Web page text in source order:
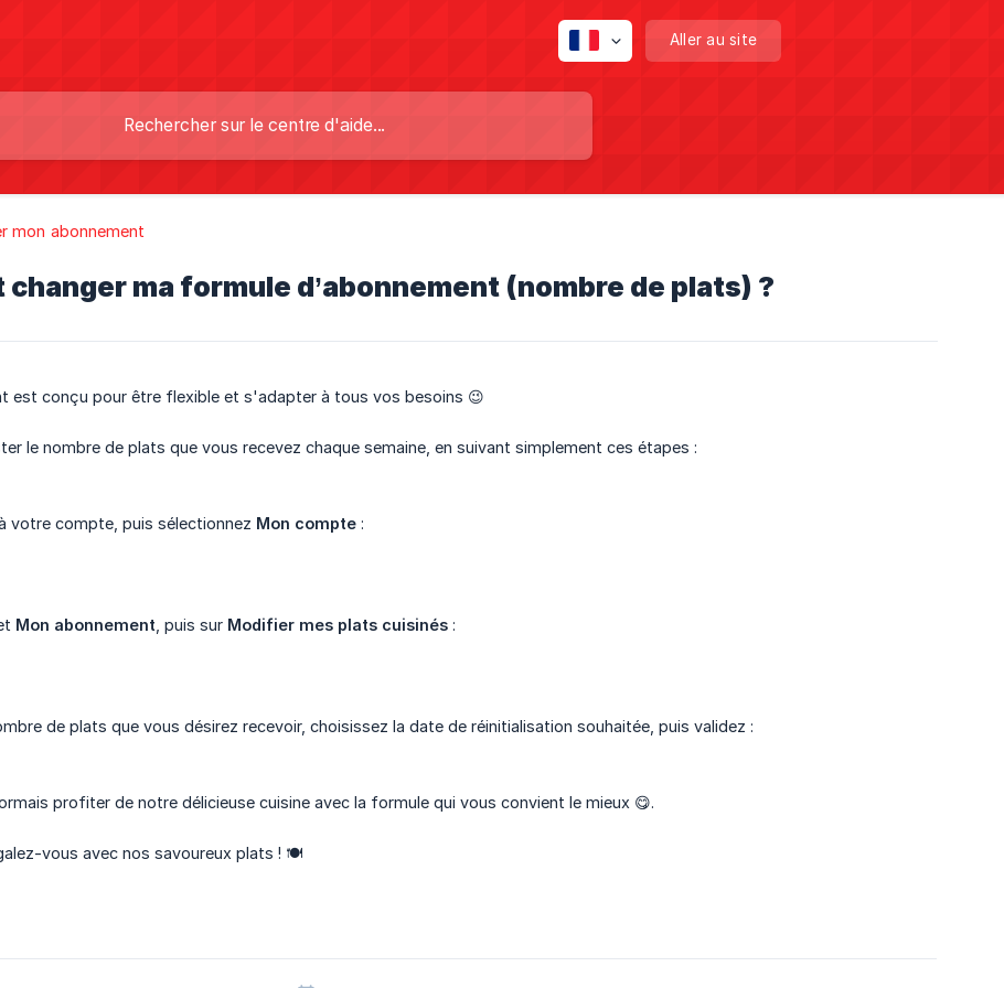
Aller au site
mon abonnement
changer ma formule d’abonnement (nombre de plats) ?
est conçu pour être flexible et s'adapter à tous vos besoins 😉
le nombre de plats que vous recevez chaque semaine, en suivant simplement ces étapes :
votre compte, puis sélectionnez Mon compte :
Mon abonnement , puis sur Modifier mes plats cuisinés :
de plats que vous désirez recevoir, choisissez la date de réinitialisation souhaitée, puis validez :
profiter de notre délicieuse cuisine avec la formule qui vous convient le mieux 😋.
vous avec nos savoureux plats ! 🍽️